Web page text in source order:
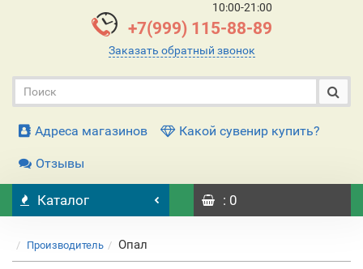
10:00-21:00
+7(999) 115-88-89
Заказать обратный звонок
Адреса магазинов Какой сувенир купить?
Отзывы
Каталог : 0
Производитель Опал